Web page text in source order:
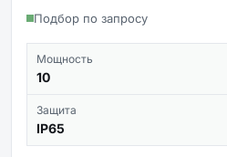
Подбор по запросу
Мощность
10
Защита
IP65